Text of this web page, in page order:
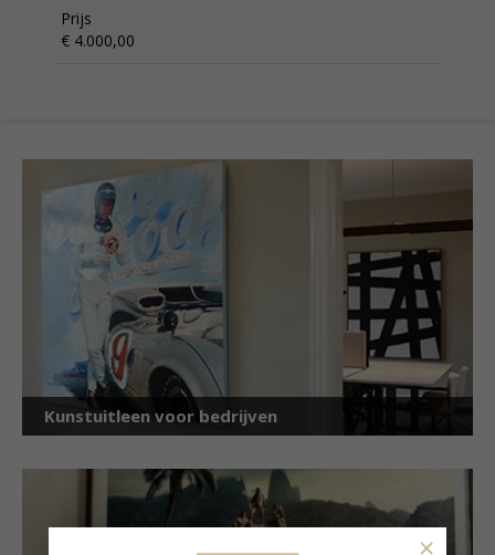
Prijs
€ 4.000,00
Kunstuitleen voor bedrijven
×